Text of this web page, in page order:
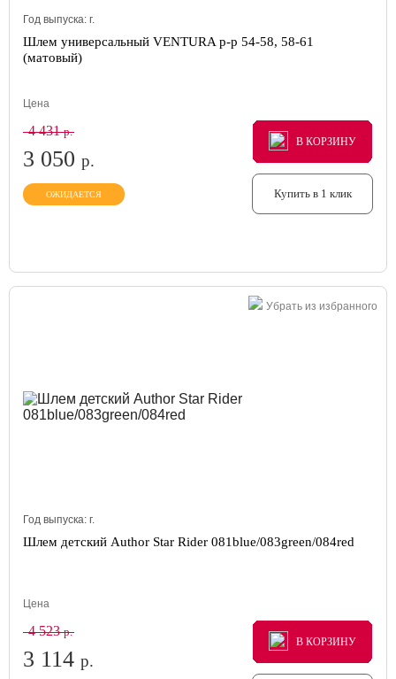
Год выпуска: г.
Шлем универсальный VENTURA р-р 54-58, 58-61
(матовый)
Цена
4 431р.
3 050 р.
ОЖИДАЕТСЯ
В КОРЗИНУ
В КОРЗИНУ
В КОРЗИНУ
Купить в 1 клик
Убрать из избранного
Год выпуска: г.
Шлем детский Author Star Rider 081blue/083green/084red
Цена
4 523р.
3 114 р.
В КОРЗИНУ
В КОРЗИНУ
В КОРЗИНУ